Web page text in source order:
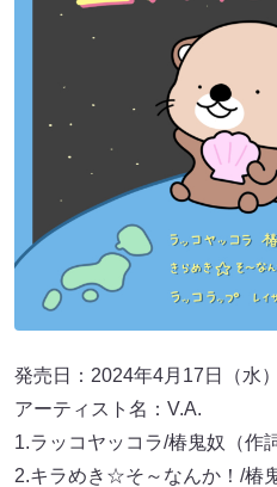
発売日：2024年4月17日（水）
アーティスト名：V.A.
1.ラッコヤッコラ/椿鬼奴（作
2.キラめき☆そ～なんか！/椿